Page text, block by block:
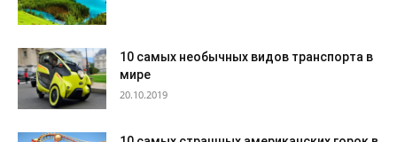
10 самых необычных видов транспорта в
мире
20.10.2019